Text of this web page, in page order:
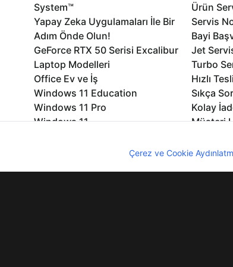
System™
Yapay Zeka Uygulamaları İle Bir
Adım Önde Olun!
GeForce RTX 50 Serisi Excalibur
Laptop Modelleri
Office Ev ve İş
Windows 11 Education
Windows 11 Pro
Windows 11
Excalibur Duvar Kağıtları
Ürün
Servis
Bayi
Jet
Turbo
Hızlı
Sıkça
Kolay
Müşteri
Logo ve
Çerez ve Cookie